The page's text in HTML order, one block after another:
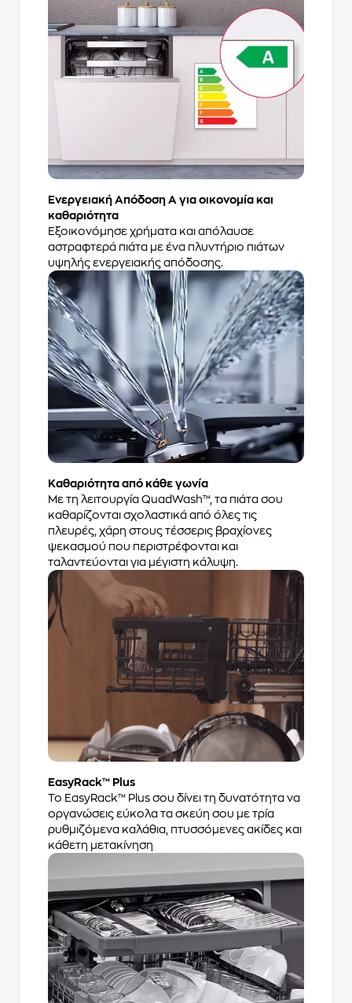
Ενεργειακή Απόδοση A για οικονομία και
καθαριότητα
Εξοικονόμησε χρήματα και απόλαυσε
αστραφτερά πιάτα με ένα πλυντήριο πιάτων
υψηλής ενεργειακής απόδοσης.
Καθαριότητα από κάθε γωνία
Με τη λειτουργία QuadWash™, τα πιάτα σου
καθαρίζονται σχολαστικά από όλες τις
πλευρές, χάρη στους τέσσερις βραχίονες
ψεκασμού που περιστρέφονται και
ταλαντεύονται για μέγιστη κάλυψη.
EasyRack™ Plus
Το EasyRack™ Plus σου δίνει τη δυνατότητα να
οργανώσεις εύκολα τα σκεύη σου με τρία
ρυθμιζόμενα καλάθια, πτυσσόμενες ακίδες και
κάθετη μετακίνηση